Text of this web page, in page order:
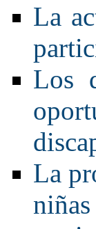
La
Los
La